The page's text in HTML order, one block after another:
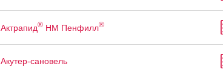
Актрапид®НМ Пенфилл®
Акутер-сановель